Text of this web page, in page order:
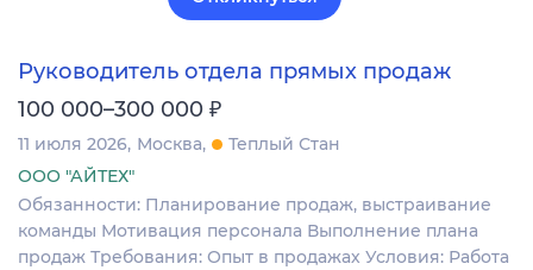
Руководитель отдела прямых продаж
100 000–300 000 ₽
11 июля 2026 Москва
Теплый Стан
ООО "АЙТЕХ"
Обязанности: Планирование продаж, выстраивание
команды Мотивация персонала Выполнение плана
продаж Требования: Опыт в продажах Условия: Работа